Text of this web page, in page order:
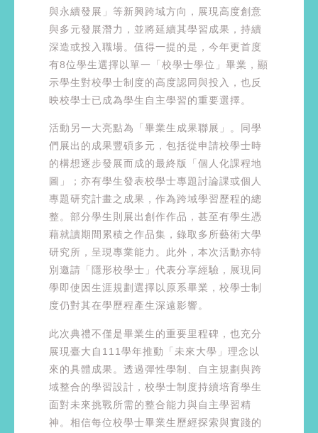
與永續發展」等新興跨域方向，展現高度創意
與多元發展潛力，並將延續其學習成果，持續
深造或投入職場。值得一提的是，今年更首度
有8位學生選擇以單一「校學士學位」畢業，顯
示學生對校學士制度的高度認同與投入，也反
映校學士已成為學生自主學習的重要選擇。
活動另一大亮點為「畢業生成果聯展」。同學
們展出的成果豐碩多元，包括從申請校學士時
的構想逐步發展而成的最終版「個人化課程地
圖」；亦有學生發表校學士專題討論課或個人
專題研究計畫之成果，作為跨域學習歷程的總
整。部分學生則展出創作作品，甚至有學生憑
藉就讀期間累積之作品集，錄取多所藝術大學
研究所，呈現專業能力。此外，本次活動亦特
別邀請「隱形校學士」代表分享經驗，展現同
學即使因生涯規劃選擇以原系畢業，校學士制
度仍對其在學歷程產生深遠影響。
此次典禮不僅是畢業生的重要里程碑，也充分
展現臺大自111學年推動「未來大學」理念以
來的具體成果。透過彈性學制、自主規劃與跨
域整合的學習設計，校學士制度持續培育學生
面對未來挑戰所需的整合能力與自主學習精
神。相信每位校學士畢業生歷經探索與實踐的